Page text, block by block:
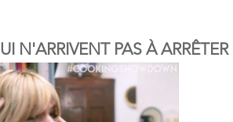
N'ARRIVENT PAS À ARRÊTER